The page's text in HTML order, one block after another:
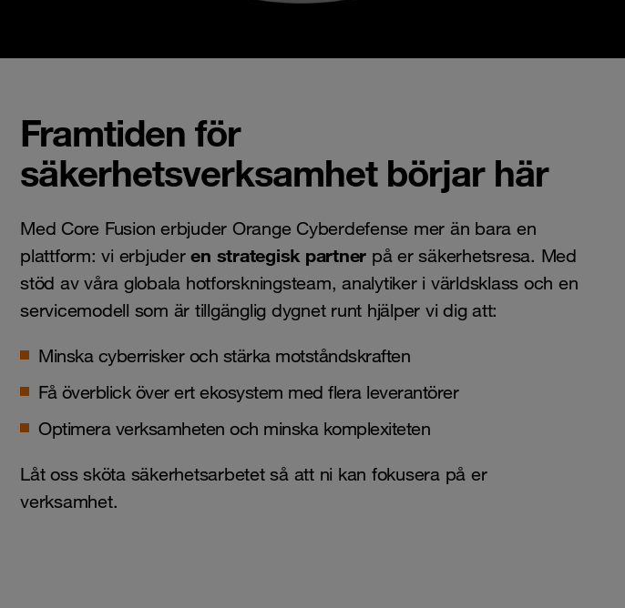
Framtiden för
säkerhetsverksamhet börjar här
Med Core Fusion erbjuder Orange Cyberdefense mer än bara en
plattform: vi erbjuderen strategisk partner på er säkerhetsresa. Med
stöd av våra globala hotforskningsteam, analytiker i världsklass och en
servicemodell som är tillgänglig dygnet runt hjälper vi dig att:
Minska cyberrisker och stärka motståndskraften
Få överblick över ert ekosystem med flera leverantörer
Optimera verksamheten och minska komplexiteten
Låt oss sköta säkerhetsarbetet så att ni kan fokusera på er
verksamhet.